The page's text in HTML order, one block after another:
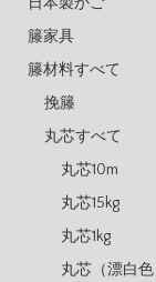
日本製かご
籐家具
籐材料すべて
挽籐
丸芯すべて
丸芯10m
丸芯15kg
丸芯1kg
丸芯（漂白色